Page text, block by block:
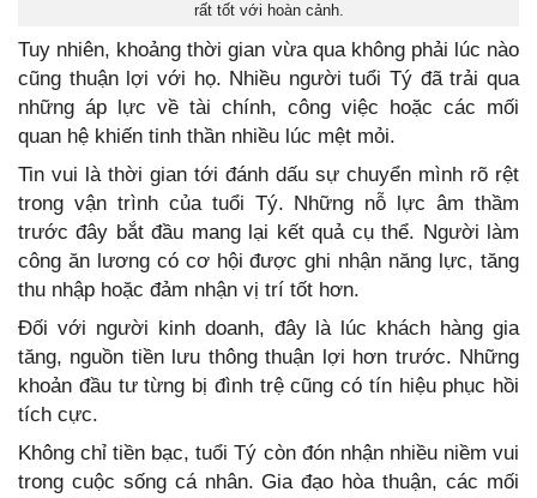
rất tốt với hoàn cảnh.
Tuy nhiên, khoảng thời gian vừa qua không phải lúc nào
cũng thuận lợi với họ. Nhiều người tuổi Tý đã trải qua
những áp lực về tài chính, công việc hoặc các mối
quan hệ khiến tinh thần nhiều lúc mệt mỏi.
Tin vui là thời gian tới đánh dấu sự chuyển mình rõ rệt
trong vận trình của tuổi Tý. Những nỗ lực âm thầm
trước đây bắt đầu mang lại kết quả cụ thể. Người làm
công ăn lương có cơ hội được ghi nhận năng lực, tăng
thu nhập hoặc đảm nhận vị trí tốt hơn.
Đối với người kinh doanh, đây là lúc khách hàng gia
tăng, nguồn tiền lưu thông thuận lợi hơn trước. Những
khoản đầu tư từng bị đình trệ cũng có tín hiệu phục hồi
tích cực.
Không chỉ tiền bạc, tuổi Tý còn đón nhận nhiều niềm vui
trong cuộc sống cá nhân. Gia đạo hòa thuận, các mối